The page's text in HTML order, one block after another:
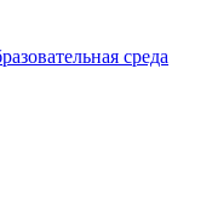
среда